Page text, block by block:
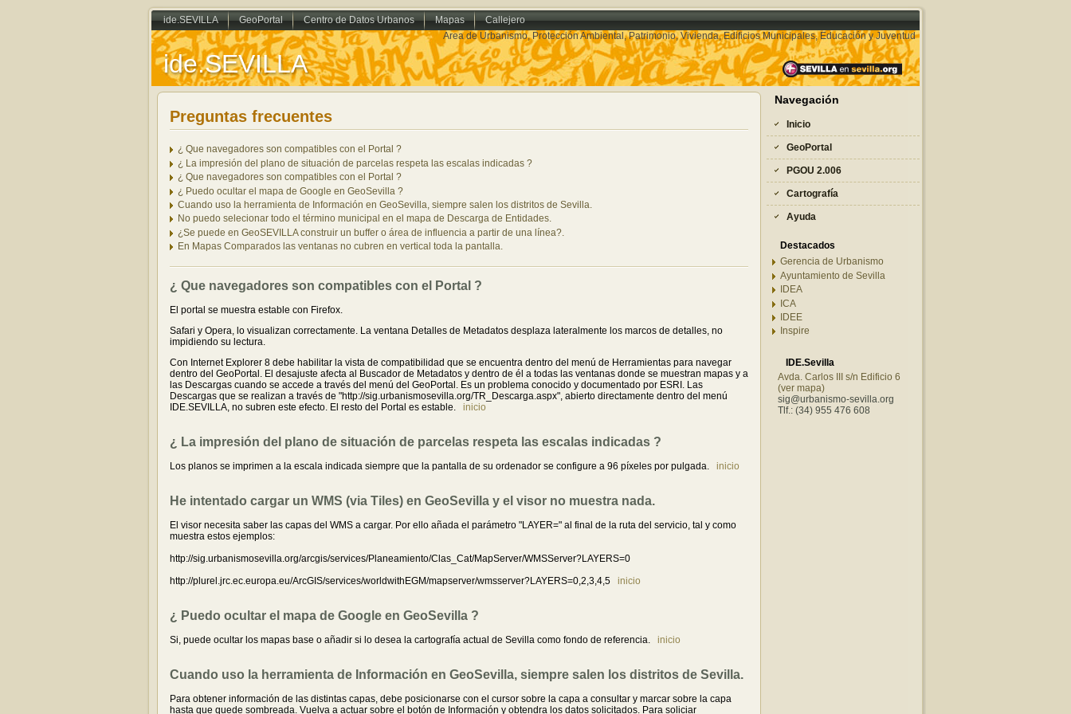
ide.SEVILLA GeoPortal Centro de Datos Urbanos Mapas
Callejero
Area de Urbanismo, Protección Ambiental, Patrimonio, Vivienda, Edificios Municipales, Educación y Juventud
ide.SEVILLA
Preguntas frecuentes
¿ Que navegadores son compatibles con el Portal ?
¿ La impresión del plano de situación de parcelas respeta las escalas indicadas ?
¿ Que navegadores son compatibles con el Portal ?
¿ Puedo ocultar el mapa de Google en GeoSevilla ?
Cuando uso la herramienta de Información en GeoSevilla, siempre salen los distritos de Sevilla.
No puedo selecionar todo el término municipal en el mapa de Descarga de Entidades.
¿Se puede en GeoSEVILLA construir un buffer o área de influencia a partir de una línea?.
En Mapas Comparados las ventanas no cubren en vertical toda la pantalla.
¿ Que navegadores son compatibles con el Portal ?
El portal se muestra estable con Firefox.
Safari y Opera, lo visualizan correctamente. La ventana Detalles de Metadatos desplaza lateralmente los marcos de detalles, no
impidiendo su lectura.
Con Internet Explorer 8 debe habilitar la vista de compatibilidad que se encuentra dentro del menú de Herramientas para navegar
dentro del GeoPortal. El desajuste afecta al Buscador de Metadatos y dentro de él a todas las ventanas donde se muestran mapas y a
las Descargas cuando se accede a través del menú del GeoPortal. Es un problema conocido y documentado por ESRI. Las
Descargas que se realizan a través de "http://sig.urbanismosevilla.org/TR_Descarga.aspx", abierto directamente dentro del menú
IDE.SEVILLA, no subren este efecto. El resto del Portal es estable. inicio
¿ La impresión del plano de situación de parcelas respeta las escalas indicadas ?
Los planos se imprimen a la escala indicada siempre que la pantalla de su ordenador se configure a 96 píxeles por pulgada. inicio
He intentado cargar un WMS (via Tiles) en GeoSevilla y el visor no muestra nada.
El visor necesita saber las capas del WMS a cargar. Por ello añada el parámetro "LAYER=" al final de la ruta del servicio, tal y como
muestra estos ejemplos:
http://sig.urbanismosevilla.org/arcgis/services/Planeamiento/Clas_Cat/MapServer/WMSServer?LAYERS=0
http://plurel.jrc.ec.europa.eu/ArcGIS/services/worldwithEGM/mapserver/wmsserver?LAYERS=0,2,3,4,5 inicio
¿ Puedo ocultar el mapa de Google en GeoSevilla ?
Si, puede ocultar los mapas base o añadir si lo desea la cartografía actual de Sevilla como fondo de referencia. inicio
Cuando uso la herramienta de Información en GeoSevilla, siempre salen los distritos de Sevilla.
Para obtener información de las distintas capas, debe posicionarse con el cursor sobre la capa a consultar y marcar sobre la capa
hasta que quede sombreada. Vuelva a actuar sobre el botón de Información y obtendra los datos solicitados. Para soliciar
Navegación
Inicio
GeoPortal
PGOU 2.006
Cartografía
Ayuda
Destacados
Gerencia de Urbanismo
Ayuntamiento de Sevilla
IDEA
ICA
IDEE
Inspire
IDE.Sevilla
Avda. Carlos III s/n Edificio 6
(ver mapa)
sig@urbanismo-sevilla.org
Tlf.: (34) 955 476 608